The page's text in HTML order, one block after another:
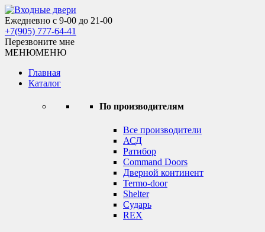
Skip
to
content
Входные двери
Ежедневно с 9-00 до 21-00
+7(905) 777-64-41
Перезвоните мне
МЕНЮМЕНЮ
Главная
Каталог
По производителям
Все производители
АСД
Ратибор
Command Doors
Дверной континент
Termo-door
Shelter
Сударь
REX